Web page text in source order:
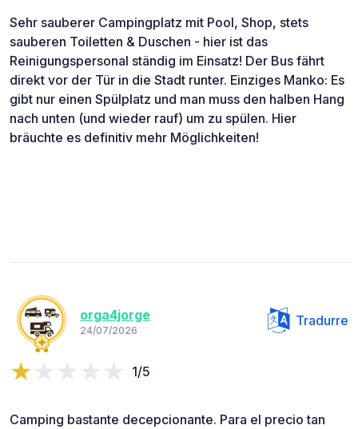
Sehr sauberer Campingplatz mit Pool, Shop, stets
sauberen Toiletten & Duschen - hier ist das
Reinigungspersonal ständig im Einsatz! Der Bus fährt
direkt vor der Tür in die Stadt runter. Einziges Manko: Es
gibt nur einen Spülplatz und man muss den halben Hang
nach unten (und wieder rauf) um zu spülen. Hier
bräuchte es definitiv mehr Möglichkeiten!
orga4jorge
24/07/2026
Tradurre
1/5
Camping bastante decepcionante. Para el precio tan